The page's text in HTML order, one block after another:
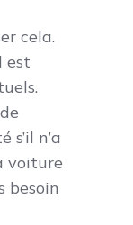
cela.
est
n’a
voiture
besoin